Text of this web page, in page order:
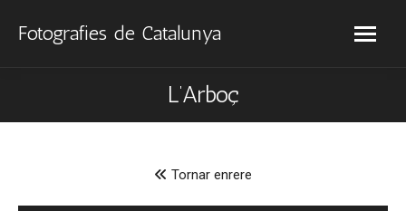
Fotografies de Catalunya
L’Arboç
Tornar enrere